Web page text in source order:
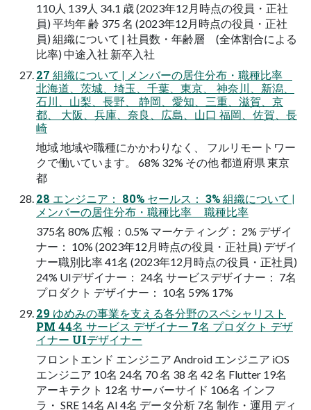
110人 139人 34.1 歳 (2023年12月時点の役員・正社
員) 平均年 齢 375 名 (2023年12月時点の役員・正社
員) 組織について | 社員数・年齢層 (全体割合による
比率) 中途入社 新卒入社
27 組織について | メンバーの居住分布・職種比率
北海道、茨城、埼玉、千葉、東京、 神奈川、新潟、
石川、山梨、長野、 静岡、愛知、三重、滋賀、京
都、 大阪、兵庫、奈良、広島、山口 福岡、佐賀、長
崎
地域 地域や職種にかかわりなく、 フルリモートワー
クで働いています。 68% 32% その他 都道府県 東京
都
28 エンジニア： 80% セールス： 3% 組織について |
メンバーの居住分布・職種比率 職種比率
375名 80% 広報：0.5% マーケティング： 2% デザイ
ナー： 10% (2023年12月時点の役員・正社員) デザイ
ナー職別比率 41名 (2023年12月時点の役員・正社員)
24% UIデザイナー： 24名 サービスデザイナー： 7名
プロダクト デザイナー： 10名 59% 17%
29 ゆめみの事業を支える各分野のスペシャリスト
PM 44名 サービス デザイナー 7名 プロダクト デザ
イナー UIデザイナー
フロントエンド エンジニア Android エンジニア iOS
エンジニア 10名 24名 70 名 38 名 42 名 Flutter 19名
アーキテクト 12名 サーバーサイド 106名 インフ
ラ・ SRE 14名 AI 4名 データ分析 7名 制作・運用 ディ